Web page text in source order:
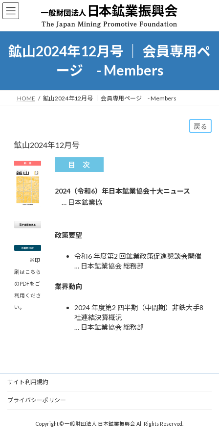
コ
ン
ン
プ
ナ
ビ
ー
動
鉱山2024年12月号 ｜ 会員専用ペ
ージ - Members
HOME 鉱山2024年12月号 ｜ 会員専用ページ - Members
戻る
鉱山2024年12月号
※印
刷はこちら
のPDFをご
利用くださ
い。
2024（令和6）年日本鉱業協会十大ニュース
… 日本鉱業協
政策要望
令和6 年度第2 回鉱業政策促進懇談会開催
… 日本鉱業協会 総務部
業界動向
2024 年度第2 四半期（中間期）非鉄大手8
社連結決算概況
… 日本鉱業協会 総務部
サイト利用規約
プライバシーポリシー
Copyright © 一般財団法人 日本鉱業振興会 All Rights Reserved.